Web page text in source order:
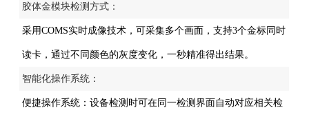
胶体金模块检测方式：
采用COMS实时成像技术，可采集多个画面，支持3个金标同时
读卡，通过不同颜色的灰度变化，一秒精准得出结果。
智能化操作系统：
便捷操作系统：设备检测时可在同一检测界面自动对应相关检